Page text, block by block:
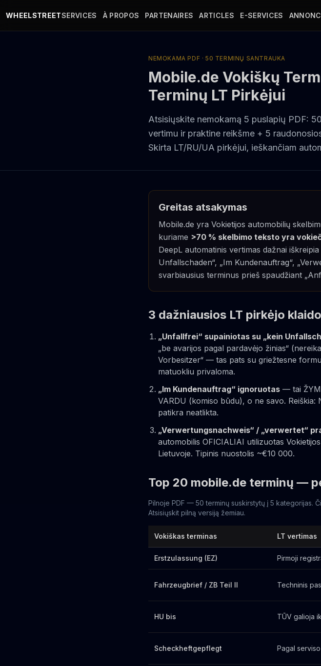
WHEELSTREETSERVICES À PROPOS PARTENAIRES ARTICLES E-SERVICES
NEMOKAMA PDF · 50 TERMINŲ SANTRAUKA
Mobile.de Vokiškų
Terminų LT Pirkėjui
Atsisiųskite nemokamą 5 puslapių PDF:
vertimu ir praktine reikšme + 5
Skirta LT/RU/UA pirkėjui, ieškančiam
Greitas atsakymas
Mobile.de yra Vokietijos automobilių
kuriame >70 % skelbimo teksto yra
DeepL automatinis vertimas dažnai
Unfallschaden“, „Im Kundenauftrag“,
svarbiausius terminus prieš spaudžiant
3 dažniausios LT pirkėjo
„Unfallfrei“ supainiotas su „kein
„be avarijos pagal pardavėjo žinias“
Vorbesitzer“ — tas pats su griežtesne
matuokliu privaloma.
„Im Kundenauftrag“ ignoruotas — tai
VARDU (komiso būdu), o ne savo. Reiškia:
patikra neatlikta.
„Verwertungsnachweis“ / „verwertet“
automobilis OFICIALIAI utilizuotas
Lietuvoje. Tipinis nuostolis ~€10 000.
Top 20 mobile.de terminų —
Pilnoje PDF — 50 terminų suskirstytų į 5 kategorijas.
Atsisiųskit pilną versiją žemiau.
Vokiškas terminas LT vertimas
Erstzulassung (EZ) Pirmoji
Fahrzeugbrief / ZB Teil II Techninis
HU bis TŪV galioja
Scheckheftgepflegt Pagal